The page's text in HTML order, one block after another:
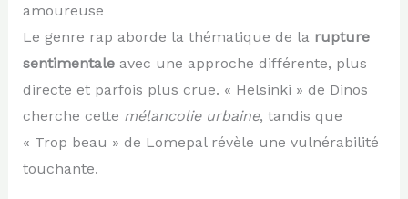
amoureuse
Le genre rap aborde la thématique de la rupture
sentimentaleavec une approche différente, plus
directe et parfois plus crue. « Helsinki » de Dinos
cherche cette mélancolie urbaine, tandis que
« Trop beau » de Lomepal révèle une vulnérabilité
touchante.